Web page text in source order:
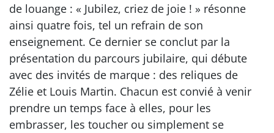
de louange : « Jubilez, criez de joie ! » résonne
ainsi quatre fois, tel un refrain de son
enseignement. Ce dernier se conclut par la
présentation du parcours jubilaire, qui débute
avec des invités de marque : des reliques de
Zélie et Louis Martin. Chacun est convié à venir
prendre un temps face à elles, pour les
embrasser, les toucher ou simplement se